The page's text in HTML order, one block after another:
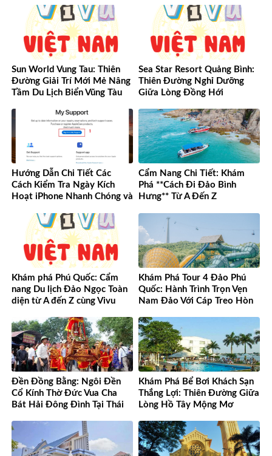
Sun World Vung Tau: Thiên
Đường Giải Trí Mới Mẻ Nâng
Tầm Du Lịch Biển Vũng Tàu
Sea Star Resort Quảng Bình:
Thiên Đường Nghỉ Dưỡng
Giữa Lòng Đồng Hới
Hướng Dẫn Chi Tiết Các
Cách Kiểm Tra Ngày Kích
Hoạt iPhone Nhanh Chóng và
Cẩm Nang Chi Tiết: Khám
Phá **Cách Đi Đảo Bình
Hưng** Từ A Đến Z
Khám phá Phú Quốc: Cẩm
nang Du lịch Đảo Ngọc Toàn
diện từ A đến Z cùng Vivu
Khám Phá Tour 4 Đảo Phú
Quốc: Hành Trình Trọn Vẹn
Nam Đảo Với Cáp Treo Hòn
Đền Đồng Bằng: Ngôi Đền
Cổ Kính Thờ Đức Vua Cha
Bát Hải Đông Đình Tại Thái
Khám Phá Bể Bơi Khách Sạn
Thắng Lợi: Thiên Đường Giữa
Lòng Hồ Tây Mộng Mơ